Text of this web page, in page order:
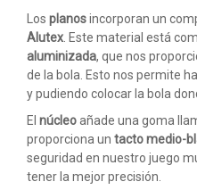
Los planosincorporan un
Alutex . Este material está
aluminizada, que nos
de la bola. Esto nos permite
y pudiendo colocar la bola
El núcleoañade una goma
proporciona un tacto medio-
seguridad en nuestro juego
tener la mejor precisión.